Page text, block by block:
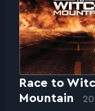
Race to
Mountain